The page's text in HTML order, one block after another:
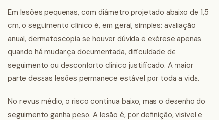
Em lesões pequenas, com diâmetro projetado abaixo de 1,5
cm, o seguimento clínico é, em geral, simples: avaliação
anual, dermatoscopia se houver dúvida e exérese apenas
quando há mudança documentada, dificuldade de
seguimento ou desconforto clínico justificado. A maior
parte dessas lesões permanece estável por toda a vida.
No nevus médio, o risco continua baixo, mas o desenho do
seguimento ganha peso. A lesão é, por definição, visível e